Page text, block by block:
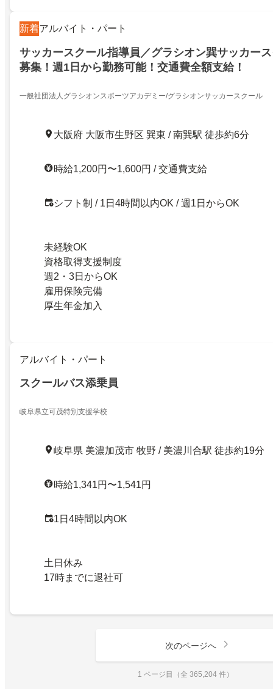
新着アルバイト・パート
サッカースクール指導員／グラシオン巽サッカー
募集！週1日から勤務可能！交通費全額支給！
一般社団法人グラシオンスポーツアカデミー/グラシオンサッカースクール
大阪府 大阪市生野区 巽東 / 南巽駅 徒歩約6分
時給1,200円〜1,600円 / 交通費支給
シフト制 / 1日4時間以内OK / 週1日からOK
未経験OK
資格取得支援制度
週2・3日からOK
雇用保険完備
厚生年金加入
アルバイト・パート
スクールバス添乗員
岐阜県立可茂特別支援学校
岐阜県 美濃加茂市 牧野 / 美濃川合駅 徒歩約19分
時給1,341円〜1,541円
1日4時間以内OK
土日休み
17時までに退社可
次のページへ
1 ページ目（全 365,204 件）